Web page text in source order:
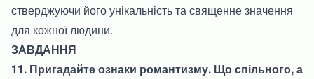
стверджуючи його унікальність та священне значення
для кожної людини.
ЗАВДАННЯ
11. Пригадайте ознаки романтизму. Що спільного, а